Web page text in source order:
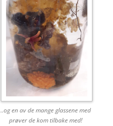
..og en av de mange glassene med
prøver de kom tilbake med!